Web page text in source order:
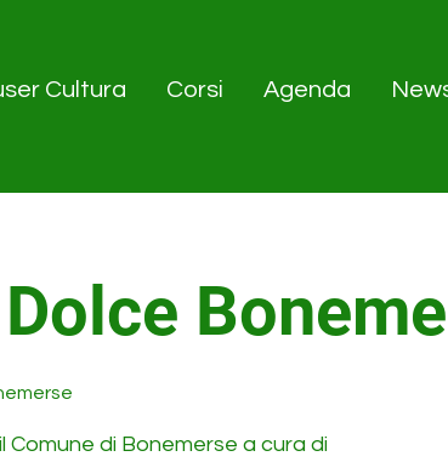
Cultura Corsi Agenda
Comune di Bonemerse a cura di